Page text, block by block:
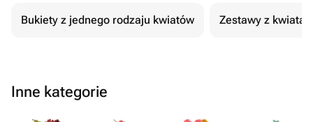
Bukiety z jednego rodzaju kwiatów Zestawy z
Inne kategorie